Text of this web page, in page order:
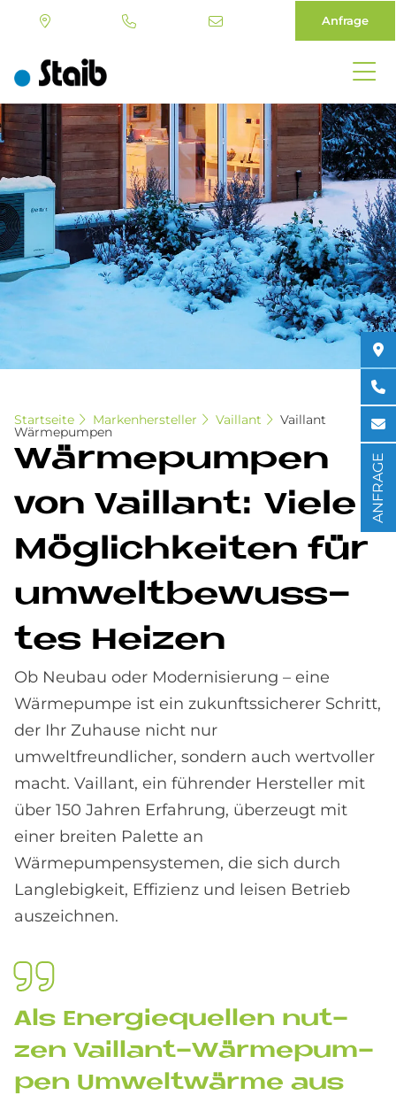
Direkt
zum
Inhalt
Anfrage
Startseite Markenhersteller Vaillant Vaillant
Wärmepumpen
Wär­me­pum­pen
von Vail­lant: Vie­le
Mög­lich­kei­ten für
um­welt­be­wuss­
tes Hei­zen
Ob Neubau oder Modernisierung – eine
Wärmepumpe ist ein zukunftssicherer Schritt,
der Ihr Zuhause nicht nur
umweltfreundlicher, sondern auch wertvoller
macht. Vaillant, ein führender Hersteller mit
über 150 Jahren Erfahrung, überzeugt mit
einer breiten Palette an
Wärmepumpensystemen, die sich durch
Langlebigkeit, Effizienz und leisen Betrieb
auszeichnen.
Als En­er­gie­quel­len nut­
zen Vail­lant-Wär­me­pum­
pen Um­welt­wär­me aus
ANFRAGE